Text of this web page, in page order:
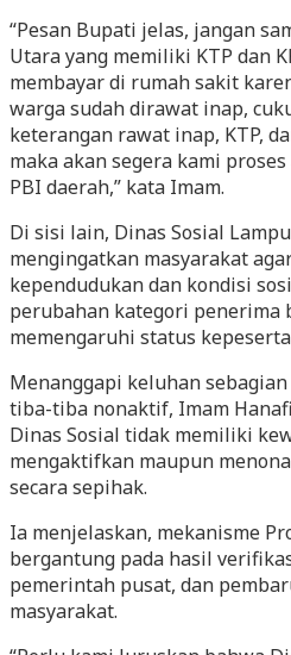
“Pesan Bupati jelas, jangan
Utara yang memiliki KTP dan
membayar di rumah sakit
warga sudah dirawat inap,
keterangan rawat inap, KTP,
maka akan segera kami
PBI daerah,” kata Imam.
Di sisi lain, Dinas Sosial
mengingatkan masyarakat
kependudukan dan kondisi
perubahan kategori penerima
memengaruhi status
Menanggapi keluhan
tiba-tiba nonaktif, Imam
Dinas Sosial tidak memiliki
mengaktifkan maupun
secara sepihak.
Ia menjelaskan, mekanisme
bergantung pada hasil
pemerintah pusat, dan
masyarakat.